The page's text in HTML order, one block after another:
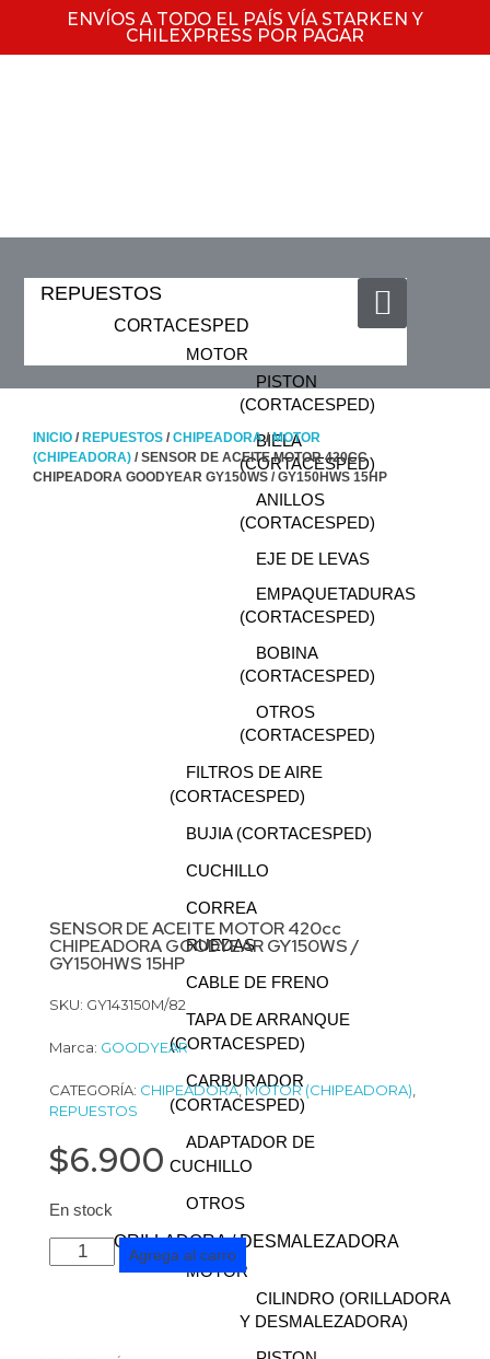
ENVÍOS A TODO EL PAÍS VÍA STARKEN Y
CHILEXPRESS POR PAGAR
REPUESTOS
CORTACESPED
MOTOR
PISTON
(CORTACESPED)
BIELA
(CORTACESPED)
ANILLOS
(CORTACESPED)
EJE DE LEVAS
EMPAQUETADURAS
(CORTACESPED)
BOBINA
(CORTACESPED)
OTROS
(CORTACESPED)
FILTROS DE AIRE
(CORTACESPED)
BUJIA (CORTACESPED)
CUCHILLO
CORREA
RUEDAS
CABLE DE FRENO
TAPA DE ARRANQUE
(CORTACESPED)
CARBURADOR
(CORTACESPED)
ADAPTADOR DE
CUCHILLO
OTROS
ORILLADORA / DESMALEZADORA
MOTOR
CILINDRO (ORILLADORA
Y DESMALEZADORA)
INICIO / REPUESTOS / CHIPEADORA/MOTOR
(CHIPEADORA) / SENSOR DE ACEITE MOTOR 420CC
CHIPEADORA GOODYEAR GY150WS / GY150HWS 15HP
SENSOR DE ACEITE MOTOR 420cc
CHIPEADORA GOODYEAR GY150WS /
GY150HWS 15HP
SKU: GY143150M/82
Marca: GOODYEAR
CATEGORÍA: CHIPEADORA,MOTOR (CHIPEADORA)
REPUESTOS
$6.900
En stock
Agrega al carro